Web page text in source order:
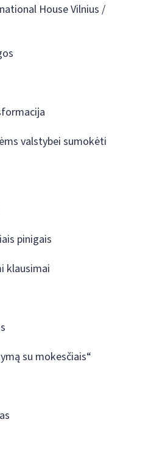
House Vilnius /
valstybei sumokėti
pinigais
klausimai
su mokesčiais“